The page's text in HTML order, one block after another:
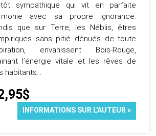
sympathique qui vit en parfaite
avec sa propre ignorance.
que sur Terre, les Néblis, êtres
sans pitié dénués de toute
envahissent Bois-Rouge,
l’énergie vitale et les rêves de
habitants…
INFORMATIONS SUR L'AUTEUR »